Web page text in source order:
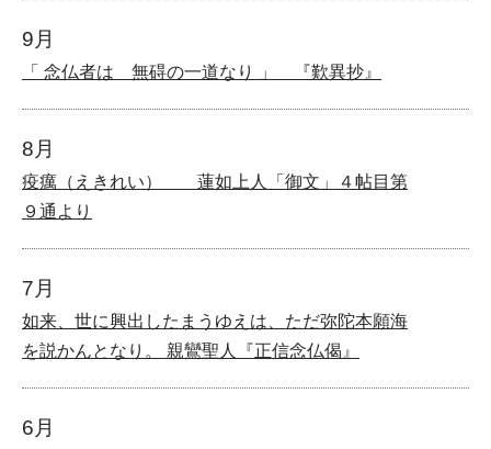
9月
「 念仏者は 無碍の一道なり 」 『歎異抄』
8月
疫癘（えきれい） 蓮如上人「御文」４帖目第
９通より
7月
如来、世に興出したまうゆえは、ただ弥陀本願海
を説かんとなり。 親鸞聖人『正信念仏偈』
6月